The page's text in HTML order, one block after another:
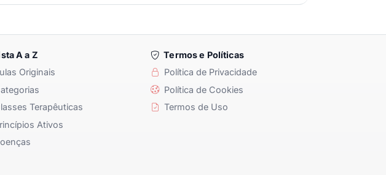
A a Z
Originais
Terapêuticas
Ativos
Termos e Políticas
Política de Privacidade
Política de Cookies
Termos de Uso